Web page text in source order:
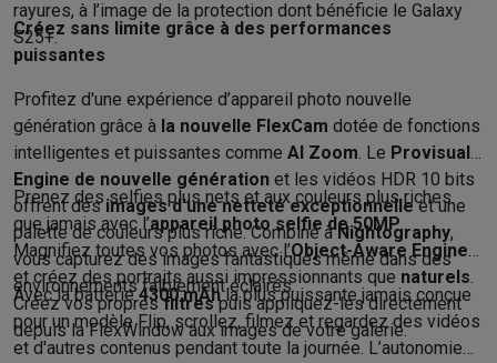
SoldesToutes les soldesSoldes gros électroSoldes petit
ActionsDeals du moment
Installation à domicileInstallation gros électroInstallation
Modes de paiementGift cardÉcochèques Acheter à créditAlma
Service clientRéparation de votre appareilVérifiez votre heure
Gros électro & encastrableTrouvez votre machine à laver
Petit électroBeauté & santéMénageCuisinePlus...
Télévision & AudioChoisissez votre télévision idéaleUne
Sport & LoisirsChoisir une montre connectéeChoisir une
Outlet
OutletToutes nos offres outletOutlet multimedia & téléphonie
rayures, à l’image de la protection dont bénéficie le Galaxy
S25+.
Créez sans limite grâce à des performances
puissantes
Profitez d'une expérience d’appareil photo nouvelle
génération grâce à la nouvelle FlexCam dotée de fonctions
intelligentes et puissantes comme AI Zoom. Le Provisual
Engine de nouvelle génération et les vidéos HDR 10 bits
offrent desimages d'une netteté exceptionnelleet une
palette de couleurs plus riche. Combiné àNightography,
vous capturez des images fantastiques même dans des
environnements faiblement éclairés.
Prenez des selfies plus nets et aux couleurs plus riches
que jamais avec l’appareil photo selfie de 50MP.
Magnifiez toutes vos photos avec l’Object-Aware Engine
et créez des portraits aussi impressionnants que naturels.
Créez vos propresfiltrespuis appliquez-les directement
depuis la FlexWindow aux images de votre galerie.
Avec la batterie4300 mAhla plus puissante jamais conçue
pour un modèle Flip, scrollez, filmez et regardez des vidéos
et d'autres contenus pendant toute la journée. L’autonomie